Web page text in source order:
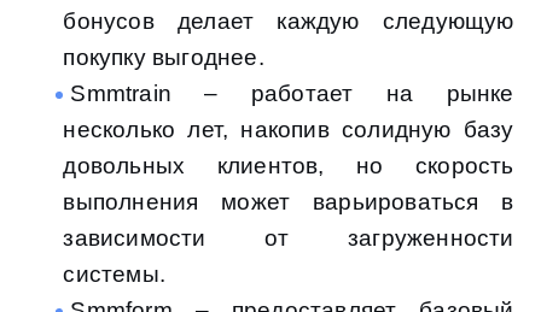
бонусов делает каждую следующую
покупку выгоднее.
Smmtrain – работает на рынке
несколько лет, накопив солидную базу
довольных клиентов, но скорость
выполнения может варьироваться в
зависимости от загруженности
системы.